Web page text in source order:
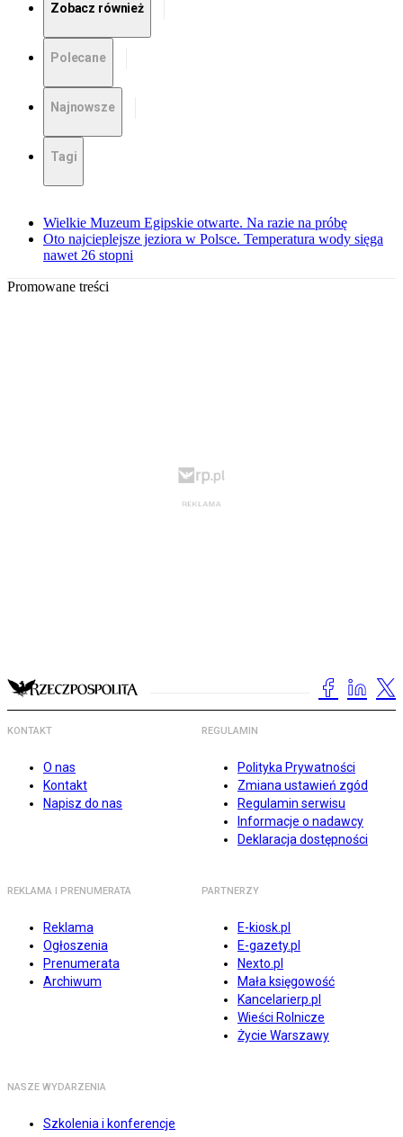
Zobacz również
Polecane
Najnowsze
Tagi
Wielkie Muzeum Egipskie otwarte. Na razie na próbę
Oto najcieplejsze jeziora w Polsce. Temperatura wody sięga
nawet 26 stopni
Promowane treści
KONTAKT
O nas
Kontakt
Napisz do nas
REGULAMIN
Polityka Prywatności
Zmiana ustawień zgód
Regulamin serwisu
Informacje o nadawcy
Deklaracja dostępności
REKLAMA I PRENUMERATA
Reklama
Ogłoszenia
Prenumerata
Archiwum
PARTNERZY
E-kiosk.pl
E-gazety.pl
Nexto.pl
Mała księgowość
Kancelarierp.pl
Wieści Rolnicze
Życie Warszawy
NASZE WYDARZENIA
Szkolenia i konferencje